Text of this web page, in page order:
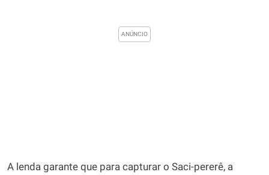
A lenda garante que para capturar o Saci-pererê, a